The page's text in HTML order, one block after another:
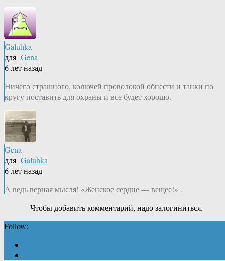
Galuhka
для Gena
6 лет назад
Ничего страшного, колючей проволокой обнести и танки по
кругу поставить для охраны и все будет хорошо.
Gena
для Galuhka
6 лет назад
А ведь верная мысля! «Женское сердце — вещее!» .
Чтобы добавить комментарий, надо залогиниться.
Follow: